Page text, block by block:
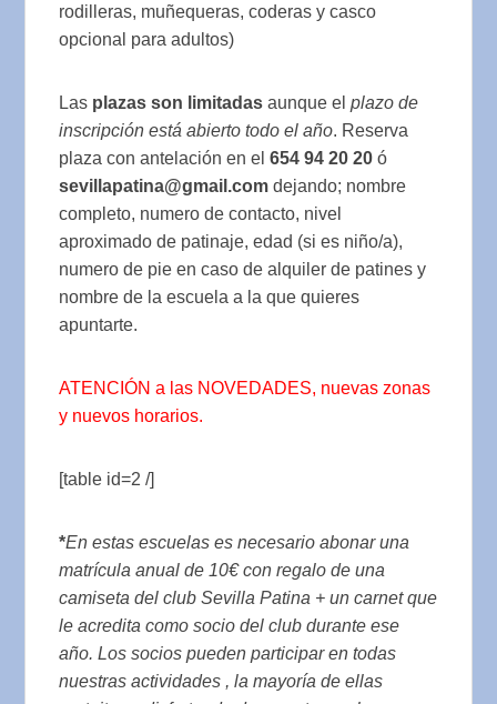
rodilleras, muñequeras, coderas y casco
opcional para adultos)
Las plazas son limitadas aunque elplazo de
inscripción está abierto todo el año. Reserva
plaza con antelación en el654 94 20 20 ó
sevillapatina@gmail.com dejando; nombre
completo, numero de contacto, nivel
aproximado de patinaje, edad (si es niño/a),
numero de pie en caso de alquiler de patines y
nombre de la escuela a la que quieres
apuntarte.
ATENCIÓN a las NOVEDADES, nuevas zonas
y nuevos horarios.
[table id=2 /]
*En estas escuelas es necesario abonar una
matrícula anual de 10€ con regalo de una
camiseta del club Sevilla Patina + un carnet que
le acredita como socio del club durante ese
año. Los socios pueden participar en todas
nuestras actividades , la mayoría de ellas